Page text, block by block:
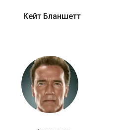
Кейт Бланшетт